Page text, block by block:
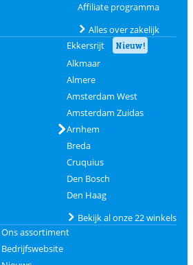
Affiliate programma
Alles over zakelijk
Ekkersrijt Nieuw!
Alkmaar
Almere
Amsterdam West
Amsterdam Zuidas
Arnhem
Breda
Cruquius
Den Bosch
Den Haag
Bekijk al onze 22 winkels
Ons assortiment
Bedrijfswebsite